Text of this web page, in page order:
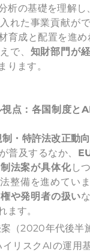
析の基礎を理解
れた事業貢献が
育成と配置を進
で、 知財部門が
ります。
点：各国制度と
制・特許法改正動向
普及するなか、
法案が具体化し
整備を進めてい
や発明者の扱い
ます。
案（2020年代後半
イリスクAIの運用